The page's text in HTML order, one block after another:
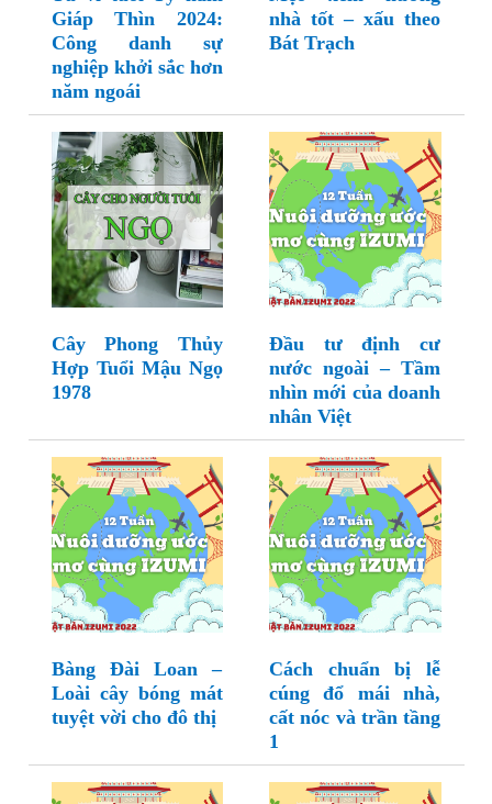
Giáp Thìn 2024:
Công danh sự
nghiệp khởi sắc hơn
năm ngoái
nhà tốt – xấu theo
Bát Trạch
Cây Phong Thủy
Hợp Tuổi Mậu Ngọ
1978
Đầu tư định cư
nước ngoài – Tầm
nhìn mới của doanh
nhân Việt
Bàng Đài Loan –
Loài cây bóng mát
tuyệt vời cho đô thị
Cách chuẩn bị lễ
cúng đổ mái nhà,
cất nóc và trần tầng
1